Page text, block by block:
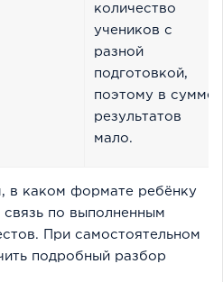
количество
учеников с
разной
подготовкой,
поэтому в сумме
результатов
мало.
в каком формате ребёнку
по выполненным
При самостоятельном
подробный разбор